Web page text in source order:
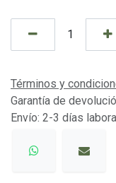
Términos y
Garantía de
Envío: 2-3 días